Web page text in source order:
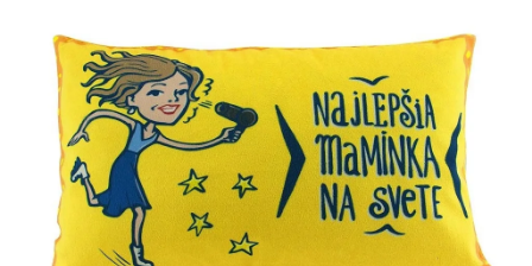
Domácnosť
Hobby a záhrada
Kolekcia
Zdravie a krása